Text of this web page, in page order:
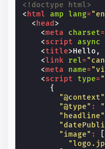
<!doctype html>
< html amp lang=
< head >
<meta charset=
<script async
<title>Hello,
<link rel=
<meta name=
<script type=
{
"@context"
"@type" :
"headline"
"image" :